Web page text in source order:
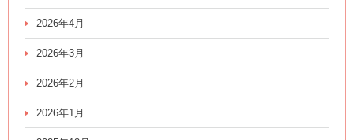
2026年4月
2026年3月
2026年2月
2026年1月